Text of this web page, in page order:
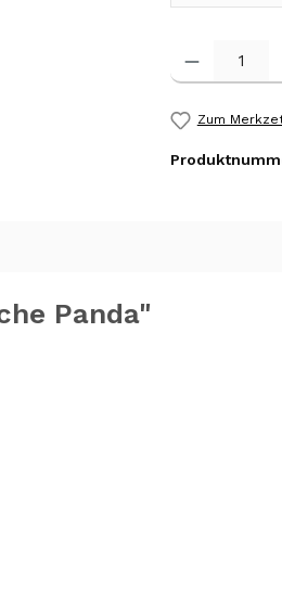
Produkt
Zum
Panda"